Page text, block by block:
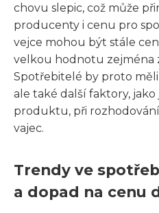
chovu slepic, což může
producenty i cenu pro
vejce mohou být stále
velkou hodnotu zejména
Spotřebitelé by proto
ale také další faktory,
produktu, při
vajec.
Trendy ve
a dopad na cenu